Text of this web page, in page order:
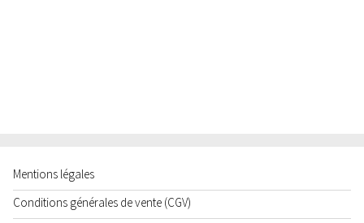
Mentions légales
Conditions générales de vente (CGV)